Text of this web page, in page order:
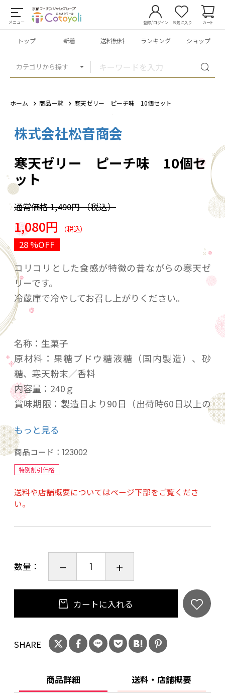
メニュー
カテゴリから探す
登録/ログイン お気に入り カート
トップ 新着 送料無料 ランキング ショップ
ホーム 商品一覧 寒天ゼリー ピーチ味 10個セット
株式会社松音商会
寒天ゼリー ピーチ味 10個セ
ット
通常価格1,490円（税込）
1,080円 （税込）
28 %OFF
コリコリとした食感が特徴の昔ながらの寒天ゼ
リーです。
冷蔵庫で冷やしてお召し上がりください。
名称：生菓子
原材料：果糖ブドウ糖液糖（国内製造）、砂
糖、寒天粉末／香料
内容量：240ｇ
賞味期限：製造日より90日（出荷時60日以上の
保存方法：直射日光を避け涼しい所に保管
製造者：株式会社松音商会
奈良県大和郡山市北郡山町63-2
栄養成分表示
エネルギー 62kcal
たんぱく質 0g
炭水化物 16g
食塩相当量 0.0g
もっと見る
商品コード： 123002
特別割引価格
送料や店舗概要についてはページ下部をご覧くださ
い。
数量：
カートに入れる
SHARE
商品詳細 送料・店舗概要